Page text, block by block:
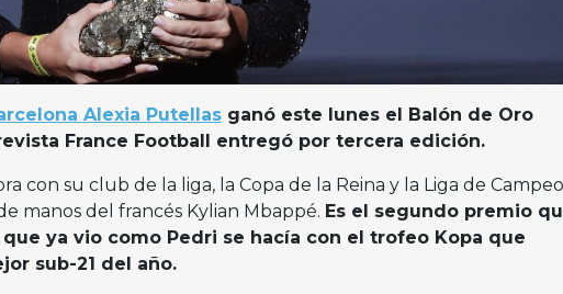
Alexia Putellasganó este lunes el Balón de Oro
France Football entregó por tercera edición.
con su club de la liga, la Copa de la Reina y la Liga de
manos del francés Kylian Mbappé. Es el segundo premio
que ya vio como Pedri se hacía con el trofeo Kopa que
sub-21 del año.